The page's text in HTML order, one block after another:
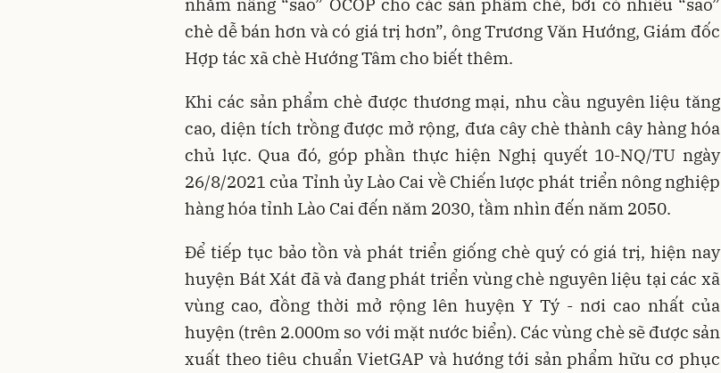
chè dễ bán hơn và có giá trị hơn”, ông Trương Văn Hướng, Giám đốc
Hợp tác xã chè Hướng Tâm cho biết thêm.
Khi các sản phẩm chè được thương mại, nhu cầu nguyên liệu tăng
cao, diện tích trồng được mở rộng, đưa cây chè thành cây hàng hóa
chủ lực. Qua đó, góp phần thực hiện Nghị quyết 10-NQ/TU ngày
26/8/2021 của Tỉnh ủy Lào Cai về Chiến lược phát triển nông nghiệp
hàng hóa tỉnh Lào Cai đến năm 2030, tầm nhìn đến năm 2050.
Để tiếp tục bảo tồn và phát triển giống chè quý có giá trị, hiện nay
huyện Bát Xát đã và đang phát triển vùng chè nguyên liệu tại các xã
vùng cao, đồng thời mở rộng lên huyện Y Tý - nơi cao nhất của
huyện (trên 2.000m so với mặt nước biển). Các vùng chè sẽ được sản
xuất theo tiêu chuẩn VietGAP và hướng tới sản phẩm hữu cơ phục